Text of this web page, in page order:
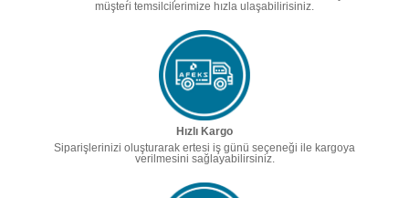
müşteri temsilcilerimize hızla ulaşabilirisiniz.
Hızlı Kargo
Siparişlerinizi oluşturarak ertesi iş günü seçeneği ile kargoya
verilmesini sağlayabilirsiniz.